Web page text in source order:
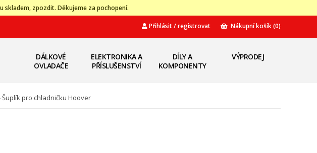
skladem, zpozdit. Děkujeme za pochopení.
Přihlásit / registrovat Nákupní košík(0)
DÁLKOVÉ
OVLADAČE
ELEKTRONIKA A
PŘÍSLUŠENSTVÍ
DÍLY A
KOMPONENTY
VÝPRODEJ
Šuplík pro chladničku Hoover